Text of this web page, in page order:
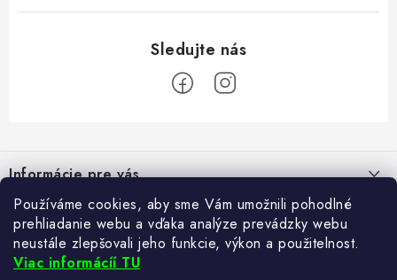
Používáme cookies, aby sme Vám umožnili pohodlné
prehliadanie webu a vďaka analýze prevádzky webu
neustále zlepšovali jeho funkcie, výkon a použitelnost.
Viac informácíí TU
pInformácie pre vás
Kontakt
Hodnotenie obchodu
Blogy
Ako si vybrať poštovú schránku?
21.5.2024
Facebook